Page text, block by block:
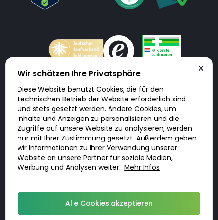
Doktorabc.com ist eine Vermittlungsplattform. Doktorabc ist ausdrücklich
keine Internetapotheke. Doktorabc bietet keine Medikamente oder
sonstige Produkte an oder liefert diese. Jegliche Informationen zu
Produkten, Medikamenten und Preisen auf der Internetseite beinhalten
kein Angebot von Doktorabc an Sie. Für die Einhaltung der in Ihrem Land
geltenden Gesetze und sonstigen Rechtsvorschriften sind Sie als Nutzer
selbst verantwortlich. Die Nutzung unseres Services auf Doktorabc durch
Sie erfolgt auf eigenes Risiko und in eigener Verantwortung. Sie erklären,
diese Internetseite aus eigener Initiative zu besuchen und zu nutzen.
Wir schätzen Ihre Privatsphäre
Diese Website benutzt Cookies, die für den
technischen Betrieb der Website erforderlich sind
und stets gesetzt werden. Andere Cookies, um
Inhalte und Anzeigen zu personalisieren und die
Zugriffe auf unsere Website zu analysieren, werden
nur mit Ihrer Zustimmung gesetzt. Außerdem geben
wir Informationen zu Ihrer Verwendung unserer
Website an unsere Partner für soziale Medien,
Werbung und Analysen weiter. Mehr Infos
Alle Cookies akzeptieren